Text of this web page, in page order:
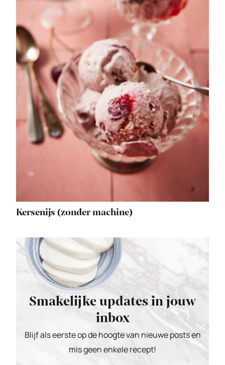
Kersenijs (zonder machine)
Smakelijke updates in jouw
inbox
Blijf als eerste op de hoogte van nieuwe posts en
mis geen enkele recept!